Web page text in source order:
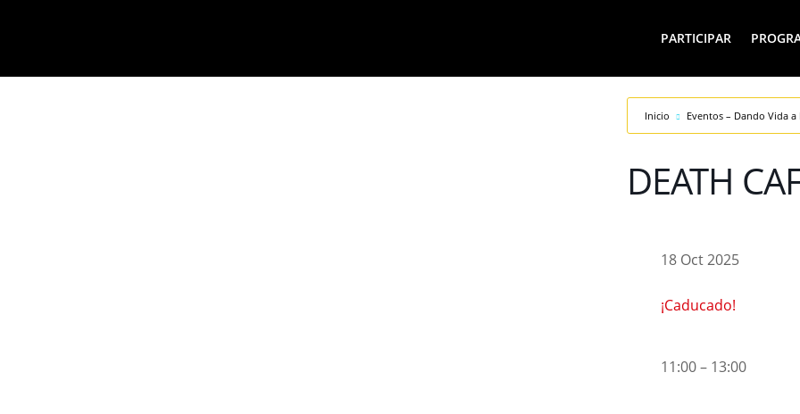
PARTICIPAR
Inicio Eventos – Dando Vida
DEATH
18 Oct 2025
¡Caducado!
11:00 – 13:00